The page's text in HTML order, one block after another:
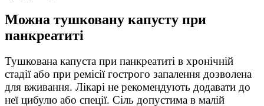
Можна тушковану капусту при
панкреатиті
Тушкована капуста при панкреатиті в хронічній
стадії або при ремісії гострого запалення дозволена
для вживання. Лікарі не рекомендують додавати до
неї цибулю або спеції. Сіль допустима в малій